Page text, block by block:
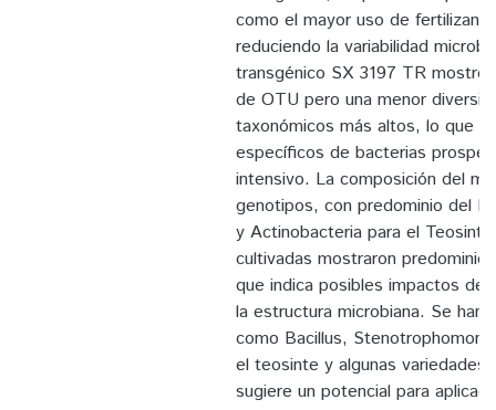
como el mayor uso de
reduciendo la variabilidad
transgénico SX 3197 TR mostró
de OTU pero una menor
taxonómicos más altos, lo que
específicos de bacterias
intensivo. La composición del
genotipos, con predominio del
y Actinobacteria para el
cultivadas mostraron
que indica posibles impactos del
la estructura microbiana. Se han
como Bacillus,
el teosinte y algunas variedades
sugiere un potencial para